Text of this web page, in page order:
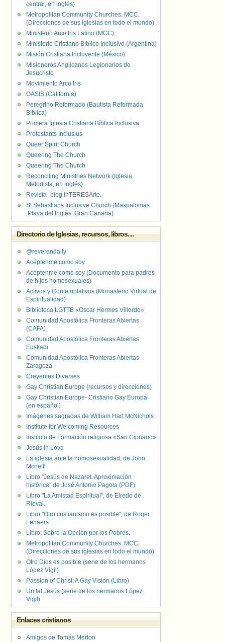
central, en inglés)
Metropolitan Community Churches. MCC.
(Direcciones de sus iglesias en todo el mundo)
Ministerio Arco Iris Latino (MCC)
Ministerio Cristiano Bíblico Inclusivo (Argentina)
Misión Cristiana Incluyente (México)
Misioneros Anglicanos Legionarios de
Jesucristo
Movimiento Arco Iris
OASIS (California)
Peregrino Reformado (Bautista Reformada
Bíblica)
Primera Iglesia Cristiana Bíblica Inclusiva
Protestants Inclusius
Queer Spirit Church
Queering The Church
Queering The Church
Reconciling Ministries Network (Iglesia
Metodista, en inglés)
Revista- blog InTERESArte.
St Sebastians Inclusive Church (Maspalomas
.Playa del Inglés. Gran Canaria)
Directorio de Iglesias, recursos, libros....
@reverendally
Acéptenme como soy
Acéptenme como soy (Documento para padres
de hijos homosexuales)
Activos y Contemplativos (Monasterio Virtual de
Espiritualidad)
Biblioteca LGTTB «Oscar Hermes Villordo»
Comunidad Apostólica Fronteras Abiertas
(CAFA)
Comunidad Apostólica Fronteras Abiertas
Euskadi
Comunidad Apostólica Fronteras Abiertas
Zaragoza
Creyentes Diverses
Gay Christian Europe (recursos y direcciones)
Gay Christian Europe- Cristiano Gay Europa
(en español)
Imágenes sagradas de William Hart McNichols
Institute for Welcoming Resources
Instituto de Formación religiosa «San Cipriano»
Jesús in Love
La iglesia ante la homosexualidad, de John
Mcneill
Libro "Jesús de Nazaret. Aproximación
histórica" de José Antonio Pagola (PDF)
Libro "La Amistad Espiritual", de Elredo de
Rieval.
Libro "Otro cristianismo es posible", de Roger
Lenaers
Libro: Sobre la Opción por los Pobres.
Metropolitan Community Churches. MCC.
(Direcciones de sus iglesias en todo el mundo)
Otro Dios es posible (serie de los hermanos
López Vigil)
Passion of Christ: A Gay Vision (Libro)
Un tal Jesús (serie de los hermanos López
Vigil)
Enlaces cristianos
Amigos de Tomás Merton